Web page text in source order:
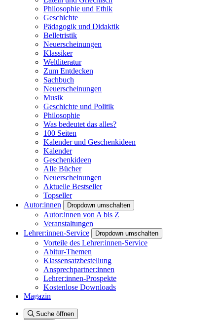
Philosophie und Ethik
Geschichte
Pädagogik und Didaktik
Belletristik
Neuerscheinungen
Klassiker
Weltliteratur
Zum Entdecken
Sachbuch
Neuerscheinungen
Musik
Geschichte und Politik
Philosophie
Was bedeutet das alles?
100 Seiten
Kalender und Geschenkideen
Kalender
Geschenkideen
Alle Bücher
Neuerscheinungen
Aktuelle Bestseller
Topseller
Autor:innen
Dropdown umschalten
Autor:innen von A bis Z
Veranstaltungen
Lehrer:innen-Service
Dropdown umschalten
Vorteile des Lehrer:innen-Service
Abitur-Themen
Klassensatzbestellung
Ansprechpartner:innen
Lehrer:innen-Prospekte
Kostenlose Downloads
Magazin
Suche öffnen